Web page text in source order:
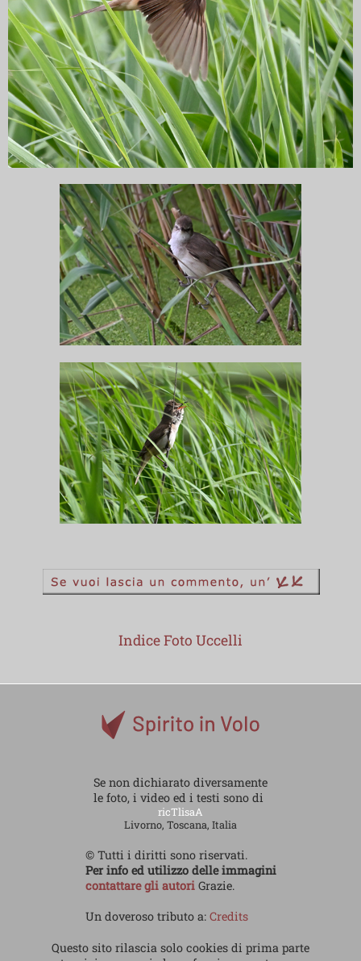
Indice Foto Uccelli
Se non dichiarato diversamente
le foto, i video ed i testi sono di
ricTlisaA
Livorno, Toscana, Italia
© Tutti i diritti sono riservati.
Per info ed utilizzo delle immagini
contattare gli autoriGrazie.
Un doveroso tributo a: Credits
Questo sito rilascia solo cookies di prima parte